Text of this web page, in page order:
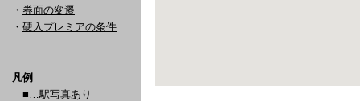
・ 券面の変遷
・ 硬入プレミアの条件
凡例
■…駅写真あり